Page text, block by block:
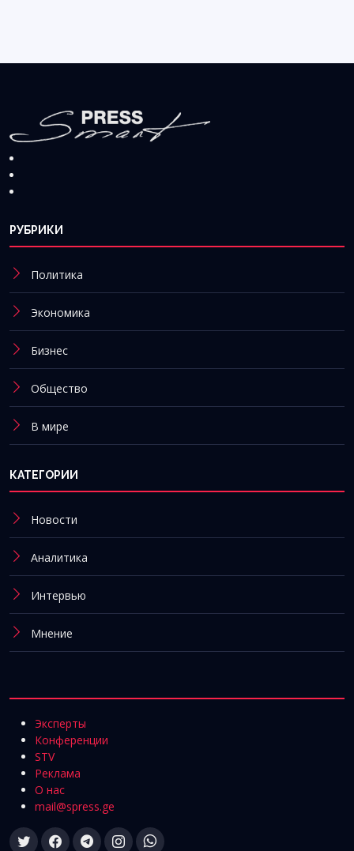
РУБРИКИ
Политика
Экономика
Бизнес
Общество
В мире
КАТЕГОРИИ
Новости
Аналитика
Интервью
Мнение
Эксперты
Конференции
STV
Реклама
О нас
mail@spress.ge